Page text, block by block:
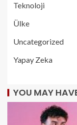
Teknoloji
Ülke
Uncategorized
Yapay Zeka
YOU MAY